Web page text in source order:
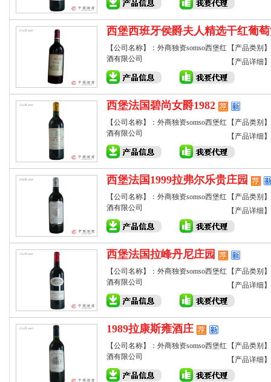
西堡西班牙侯爵夫人精选干红葡
【公司名称】：外商独资somso西堡红
酒有限公司
【产品类别
【产品详细
西堡法国碧尚女爵1982
【公司名称】：外商独资somso西堡红
酒有限公司
【产品类别
【产品详细
西堡法国1999拉弗尔乐贵庄园
【公司名称】：外商独资somso西堡红
酒有限公司
【产品类别
【产品详细
西堡法国拉峰丹尼庄园
【公司名称】：外商独资somso西堡红
酒有限公司
【产品类别
【产品详细
1989拉康斯雍酒庄
【公司名称】：外商独资somso西堡红
酒有限公司
【产品类别
【产品详细